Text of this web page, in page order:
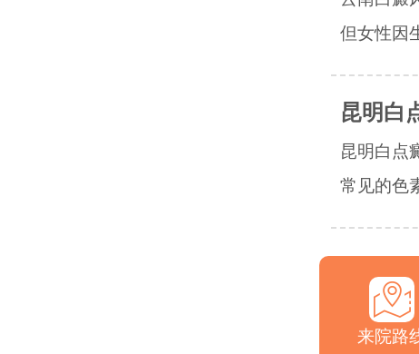
但女性因
昆明白
昆明白点
常见的色
来院路